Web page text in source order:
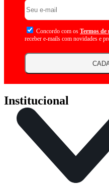
Concordo com os Termos de
receber e-mails com novidades e
Institucional